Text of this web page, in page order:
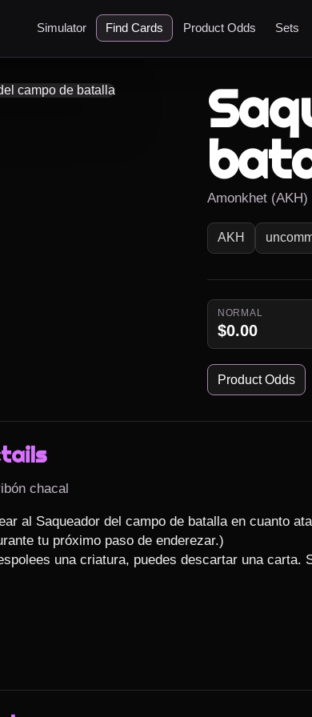
Simulator Find Cards Product Odds Sets
Amonkhet
AKH
NORMAL
$0.00
Product Odds
chacal
al Saqueador del campo de batalla en cuanto
tu próximo paso de enderezar.)
una criatura, puedes descartar una carta.